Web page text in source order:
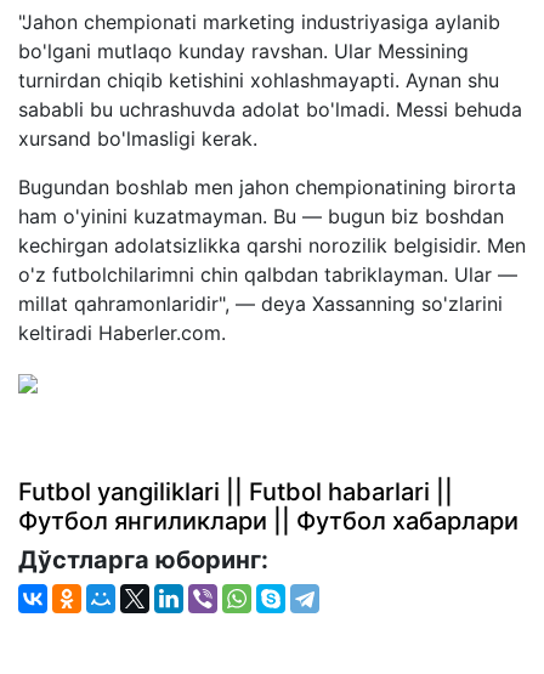
"Jahon chempionati marketing industriyasiga aylanib
bo'lgani mutlaqo kunday ravshan. Ular Messining
turnirdan chiqib ketishini xohlashmayapti. Aynan shu
sababli bu uchrashuvda adolat bo'lmadi. Messi behuda
xursand bo'lmasligi kerak.
Bugundan boshlab men jahon chempionatining birorta
ham o'yinini kuzatmayman. Bu — bugun biz boshdan
kechirgan adolatsizlikka qarshi norozilik belgisidir. Men
o'z futbolchilarimni chin qalbdan tabriklayman. Ular —
millat qahramonlaridir", — deya Xassanning so'zlarini
keltiradi Haberler.com.
Futbol yangiliklari || Futbol habarlari ||
Футбол янгиликлари || Футбол хабарлари
Дўстларга юборинг: